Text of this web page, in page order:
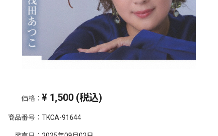
価格： ¥ 1,500 (税込)
商品番号： TKCA-91644